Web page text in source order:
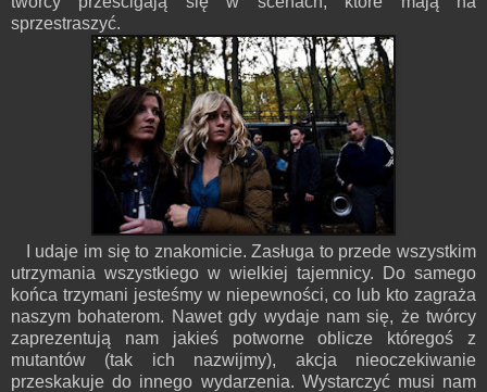
sprzestraszyć.
I udaje im się to znakomicie. Zasługa to przede wszystkim
utrzymania wszystkiego w wielkiej tajemnicy. Do samego
końca trzymani jesteśmy w niepewności, co lub kto zagraża
naszym bohaterom. Nawet gdy wydaje nam się, że twórcy
zaprezentują nam jakieś potworne oblicze któregoś z
mutantów (tak ich nazwijmy), akcja nieoczekiwanie
przeskakuje do innego wydarzenia. Wystarczyć musi nam